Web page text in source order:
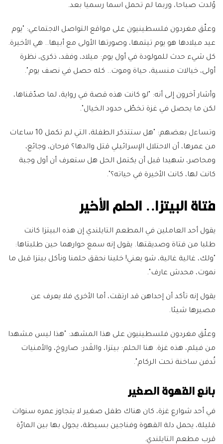
وُلدت صباحا، وربما لم تحمل اسما رسميا بعد.
وعلّق مغردون فلسطينيون على مواقع التواصل الاجتماعي: "يوم
عيد ميلادها هو يوم تيتمها، وصورتها الأولى مع أبيها.. هي الأخيرة.
كل شيء حدث للمولودة في أول يوم: ميلاد، وفقد، ذكرى، نظرة
أولى، خيالات منسية، حياة وموت.. كله حصل في نصف يوم".
وأشار آخرون إلى أنه: "لو كانت هذه قصة في رواية، لما صدّقناها،
لكن ما يحصل في غزة تخطّى حدود الخيال".
وتساءل بعضهم: "هل ستتذكر الطفلة، التي لم تكمل 10 ساعات
من عمرها، أن الاحتلال الإسرائيلي قتل والدها؟ فرحان، وجائع،
ومحاصر، شهيدا قبل أن يكتمل الحل هل ستعرف أن أول وجبة
كانت لها، كانت الأخيرة في حياته؟".
فتاة البيتزا.. الحلم الأخير
يقول أحد العاملين في المطعم التايلندي إن هذه البيتزا كانت
طلبا من فتاة وصديقتها. يقول إنه سمع حوارهما حين طلبتاها:
"ولك، غالية غالية، شو يعني! خلينا نحقق حلمنا ونأكل بيتزا قبل ما
نموت، محدش عارف".
يقول إنه تأكد أن إحداهن قد ارتقت، أما الأخرى فلا يعرف عن
مصيرها شيئا.
وعلّق مغردون فلسطينيون على هذا المشهد: "هذا ليس مشهدا
من فيلم، هذه غزة. هنا الحلم: بيتزا، والقَدر: صاروخ، والأمنيات
تُدفن ساخنة تحت الركام".
بائع القهوة الصغير
في أحد شوارع غزة، كان هناك طفل صغير لا يتجاوز عمره سنوات
قليلة، يحمل دلة القهوة وفناجين بسيطة، يجول بها بين المارّة
قرب مطعم التايلندي.